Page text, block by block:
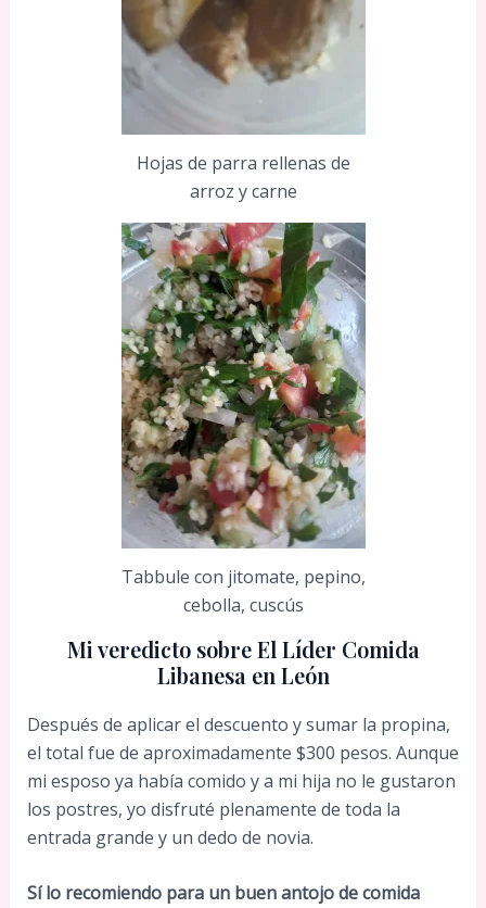
Hojas de parra rellenas de
arroz y carne
Tabbule con jitomate, pepino,
cebolla, cuscús
Mi veredicto sobre El Líder Comida
Libanesa en León
Después de aplicar el descuento y sumar la propina,
el total fue de aproximadamente $300 pesos. Aunque
mi esposo ya había comido y a mi hija no le gustaron
los postres, yo disfruté plenamente de toda la
entrada grande y un dedo de novia.
Sí lo recomiendo para un buen antojo de comida